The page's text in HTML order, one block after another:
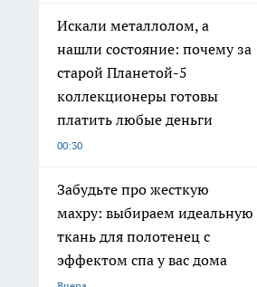
Искали металлолом, а
нашли состояние: почему за
старой Планетой-5
коллекционеры готовы
платить любые деньги
00:30
Забудьте про жесткую
махру: выбираем идеальную
ткань для полотенец с
эффектом спа у вас дома